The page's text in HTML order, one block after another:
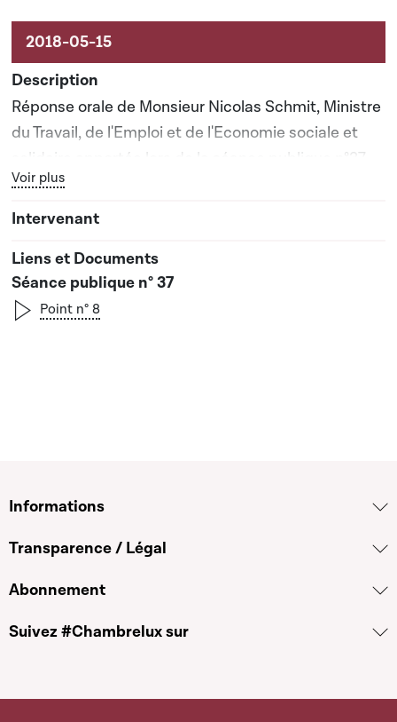
Réponse orale de Monsieur Nicolas Schmit, Ministre
du Travail, de l'Emploi et de l'Economie sociale et
solidaire apportée lors de la séance publique n°37
Bouton graphique servant à afficher ou cacher tous les
Voir plus
Séance publique n° 37
Point n° 8
Informations
Transparence / Légal
Abonnement
Suivez #Chambrelux sur